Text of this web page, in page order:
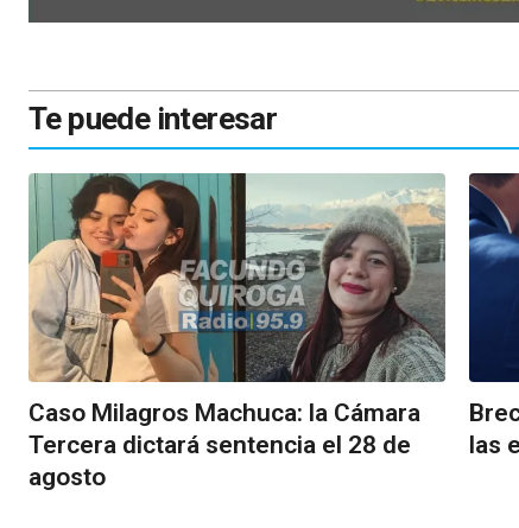
Te puede interesar
Caso Milagros Machuca: la Cámara
Tercera dictará sentencia el 28 de
agosto
las